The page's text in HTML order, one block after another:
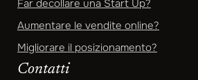
Far decollare una Start Up?
Aumentare le vendite online?
Migliorare il posizionamento?
Contatti